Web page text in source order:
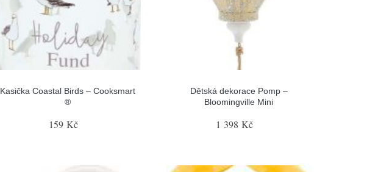
Kasička Coastal Birds – Cooksmart
®
159 Kč
Dětská dekorace Pomp –
Bloomingville Mini
1 398 Kč